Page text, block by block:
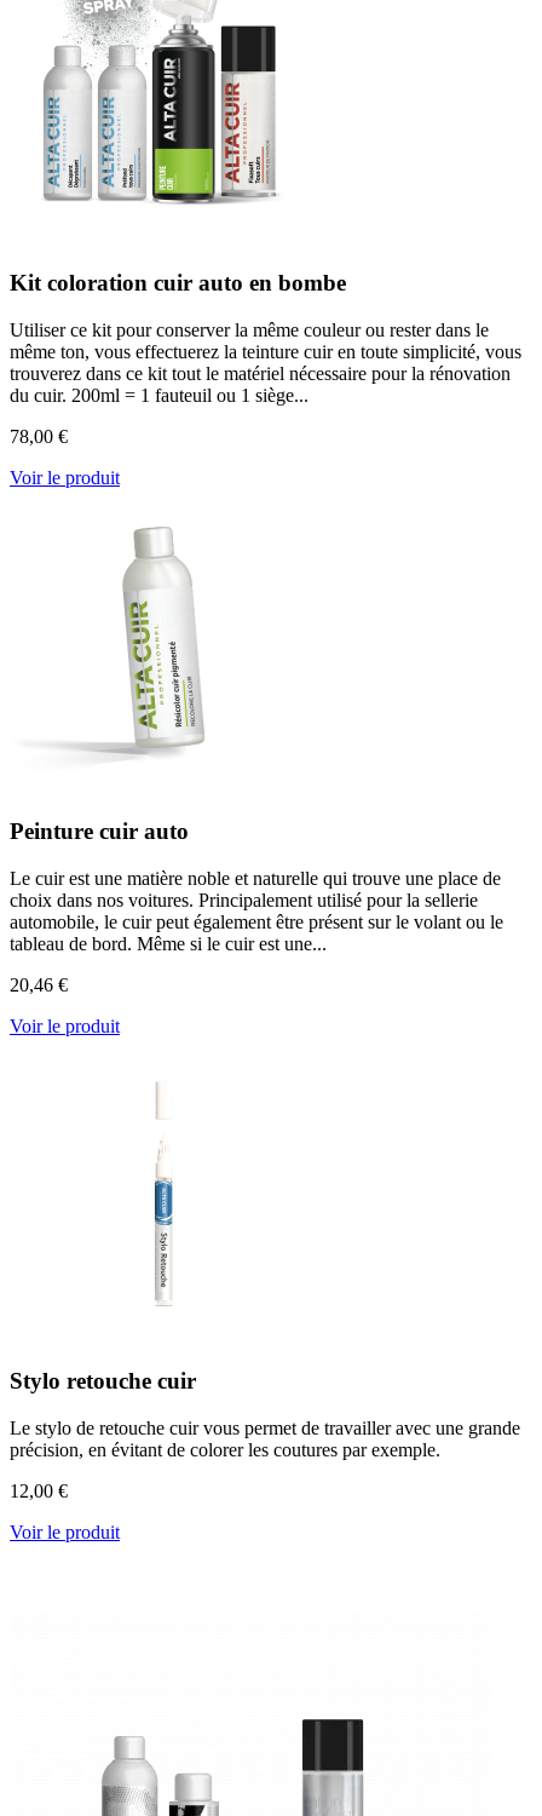
Kit coloration cuir auto en bombe
Utiliser ce kit pour conserver la même couleur ou rester dans le
même ton, vous effectuerez la teinture cuir en toute simplicité, vous
trouverez dans ce kit tout le matériel nécessaire pour la rénovation
du cuir. 200ml = 1 fauteuil ou 1 siège...
78,00 €
Voir le produit
Peinture cuir auto
Le cuir est une matière noble et naturelle qui trouve une place de
choix dans nos voitures. Principalement utilisé pour la sellerie
automobile, le cuir peut également être présent sur le volant ou le
tableau de bord. Même si le cuir est une...
20,46 €
Voir le produit
Stylo retouche cuir
Le stylo de retouche cuir vous permet de travailler avec une grande
précision, en évitant de colorer les coutures par exemple.
12,00 €
Voir le produit